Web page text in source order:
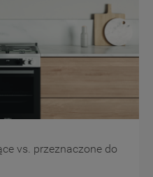
vs. przeznaczone do